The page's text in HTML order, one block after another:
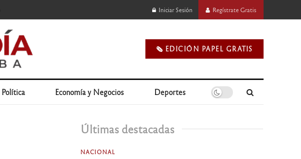
Iniciar Sesión Regístrate Gratis
🗞️ EDICIÓN PAPEL GRATIS
Política Economía y Negocios Deportes
Últimas destacadas
NACIONAL